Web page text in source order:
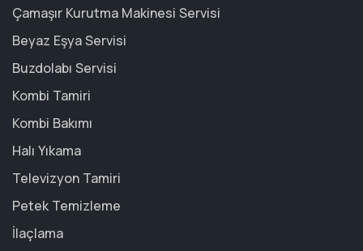
Çamaşır Kurutma Makinesi Servisi
Beyaz Eşya Servisi
Buzdolabı Servisi
Kombi Tamiri
Kombi Bakımı
Halı Yıkama
Televizyon Tamiri
Petek Temizleme
İlaçlama